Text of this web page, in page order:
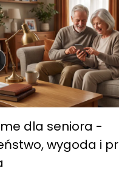
dla seniora -
wygoda i